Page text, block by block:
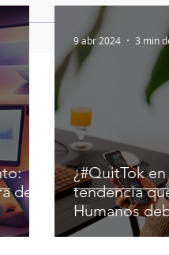
del
¿#QuitTok en
tendencia
Humanos
9 abr 2024 3 min